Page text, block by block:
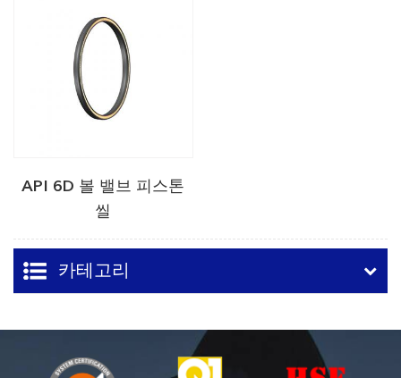
API 6D 볼 밸브 피스톤
씰
카테고리